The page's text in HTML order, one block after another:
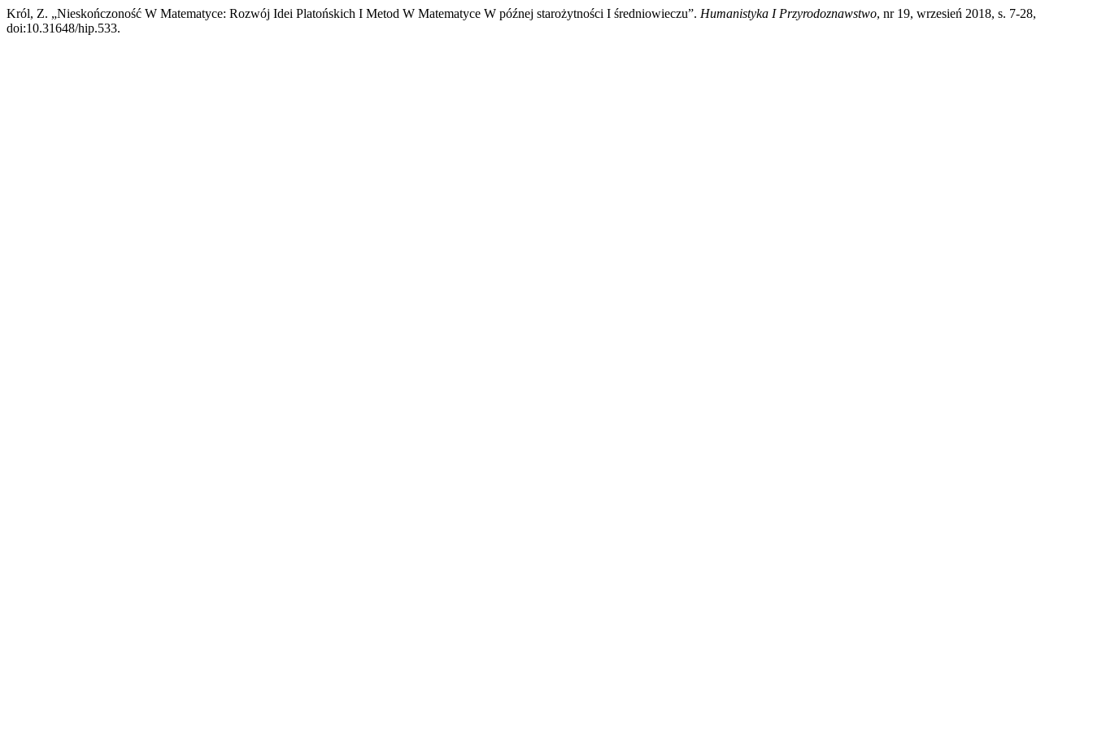
Król, Z. „Nieskończoność W Matematyce: Rozwój Idei Platońskich I Metod W Matematyce W późnej starożytności I średniowieczu”. Humanistyka I Przyrodoznawstwo, nr 19, wrzesień 2018, s. 7-28,
doi:10.31648/hip.533.